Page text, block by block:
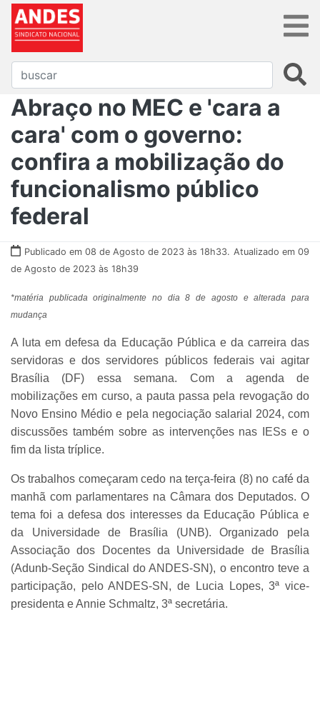
Abraço no MEC e 'cara a
cara' com o governo:
confira a mobilização do
funcionalismo público
federal
Publicado em 08 de Agosto de 2023 às 18h33. Atualizado em 09
de Agosto de 2023 às 18h39
*matéria publicada originalmente no dia 8 de agosto e alterada para
mudança
A luta em defesa da Educação Pública e da carreira das
servidoras e dos servidores públicos federais vai agitar
Brasília (DF) essa semana. Com a agenda de
mobilizações em curso, a pauta passa pela revogação do
Novo Ensino Médio e pela negociação salarial 2024, com
discussões também sobre as intervenções nas IESs e o
fim da lista tríplice.
Os trabalhos começaram cedo na terça-feira (8) no café da
manhã com parlamentares na Câmara dos Deputados. O
tema foi a defesa dos interesses da Educação Pública e
da Universidade de Brasília (UNB). Organizado pela
Associação dos Docentes da Universidade de Brasília
(Adunb-Seção Sindical do ANDES-SN), o encontro teve a
participação, pelo ANDES-SN, de Lucia Lopes, 3ª vice-
presidenta e Annie Schmaltz, 3ª secretária.